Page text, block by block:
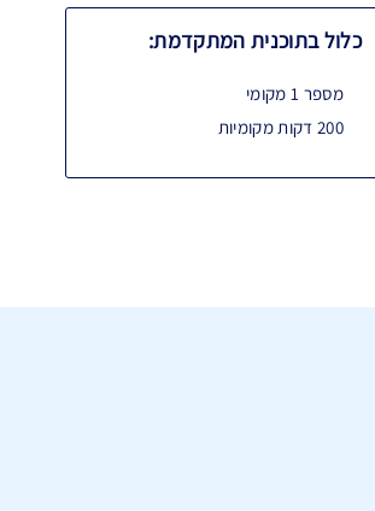
כלול בתוכנית המתקדמת:
מספר 1 מקומי
200 דקות מקומיות